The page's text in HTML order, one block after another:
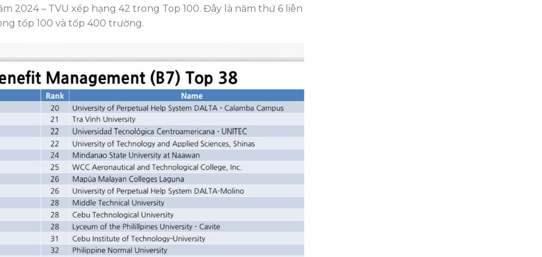
2024 – TVU xếp hạng 42 trong Top 100. Đây là năm thứ 6 liên
tốp 100 và tốp 400 trường.